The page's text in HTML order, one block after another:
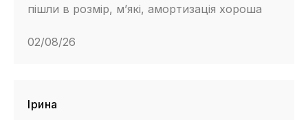
пішли в розмір, м’які, амортизація хороша
02/08/26
Ірина